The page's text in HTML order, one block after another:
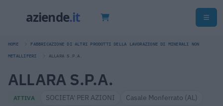
HOME FABBRICAZIONE DI ALTRI PRODOTTI DELLA LAVORAZIONE DI MINERALI NON
METALLIFERI ALLARA S.P.A.
ALLARA S.P.A.
ATTIVA SOCIETA' PER AZIONI
Casale Monferrato (AL)